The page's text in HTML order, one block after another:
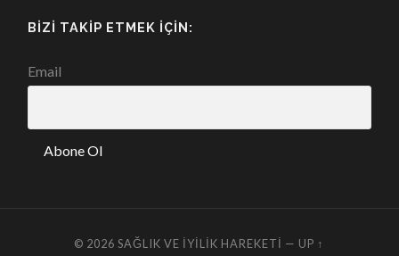
BIZI TAKIP ETMEK İÇIN:
Email
© 2026SAĞLIK VE İYILIK HAREKETI — UP ↑